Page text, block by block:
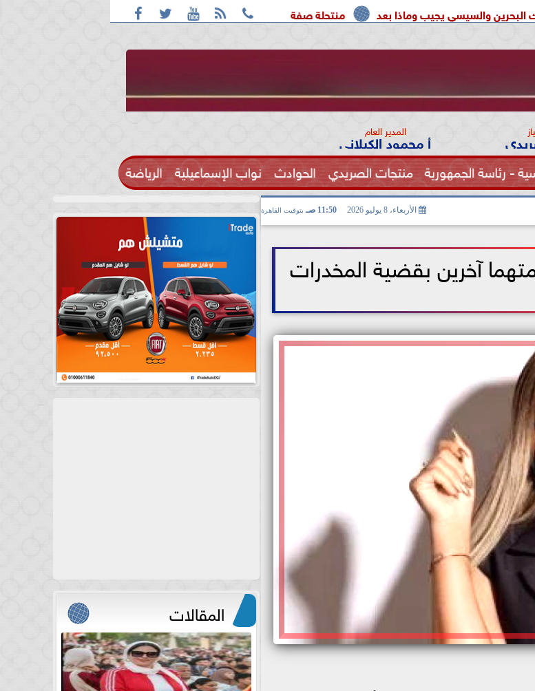
    
منتحلة صفة صحفية تعترف: واقعة التحرش مزعومة بسبب خلافات على الأجرة يجيب وماذا بعد
المدير العام
أ محمود الكيلاني
- رئاسة الجمهورية منتجات الصريدي الحوادث نواب الإسماعيلية الرياضة
الصحة  الأربعاء، 8 يوليو 2026 11:50 صـ بتوقيت القاهرة
قليل.. محاكمة سارة خليفة و27 متهما آخرين بقضية المخدرات
المقالات